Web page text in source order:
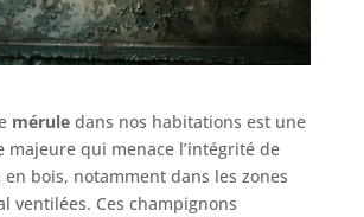
méruledans nos habitations est une
majeure qui menace l’intégrité de
bois, notamment dans les zones
ventilées. Ces champignons